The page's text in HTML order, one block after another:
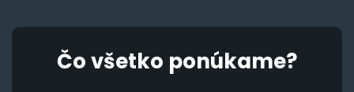
Čo všetko ponúkame?